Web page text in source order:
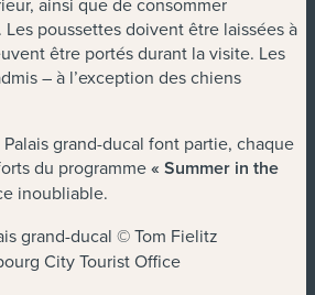
poussettes doivent être laissées à
être portés durant la visite. Les
– à l’exception des chiens
grand-ducal font partie, chaque
du programme« Summer in the
inoubliable.
grand-ducal © Tom Fielitz
City Tourist Office